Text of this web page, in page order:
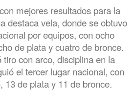
mejores resultados para la
destaca vela, donde se obtuvo
por equipos, con ocho
de plata y cuatro de bronce.
tiro con arco, disciplina en la
el tercer lugar nacional, con
13 de plata y 11 de bronce.